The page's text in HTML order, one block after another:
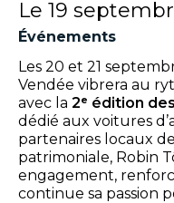
Le 19
Événements
Les 20 et 21
Vendée vibrera au
avec la 2ᵉ édition
dédié aux voitures
partenaires locaux
patrimoniale, Robin
engagement,
continue sa passion